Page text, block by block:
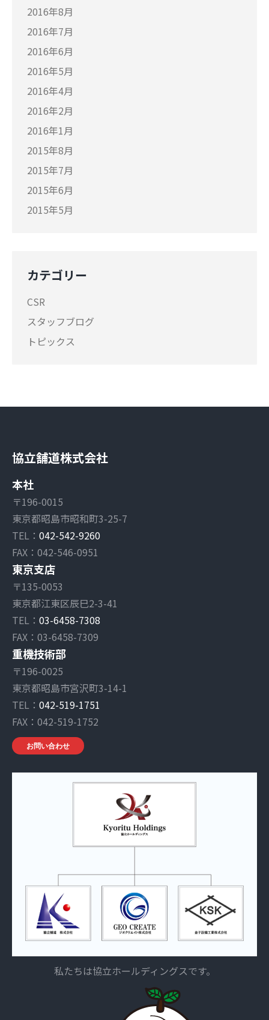
2016年8月
2016年7月
2016年6月
2016年5月
2016年4月
2016年2月
2016年1月
2015年8月
2015年7月
2015年6月
2015年5月
カテゴリー
CSR
スタッフブログ
トピックス
協立舗道株式会社
本社
〒196-0015
東京都昭島市昭和町3-25-7
TEL： 042-542-9260
FAX：042-546-0951
東京支店
〒135-0053
東京都江東区辰巳2-3-41
TEL： 03-6458-7308
FAX：03-6458-7309
重機技術部
〒196-0025
東京都昭島市宮沢町3-14-1
TEL： 042-519-1751
FAX：042-519-1752
お問い合わせ
私たちは協立ホールディングスです。